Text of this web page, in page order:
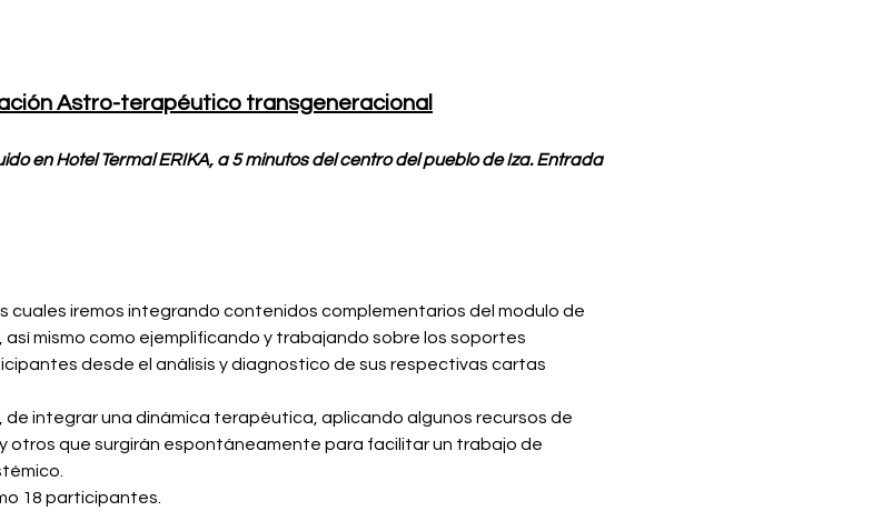
Astro-terapéutico transgeneracional
en Hotel Termal ERIKA, a 5 minutos del centro del pueblo de Iza. Entrada
cuales iremos integrando contenidos complementarios del modulo de
mismo como ejemplificando y trabajando sobre los soportes
desde el análisis y diagnostico de sus respectivas cartas
de integrar una dinámica terapéutica, aplicando algunos recursos de
otros que surgirán espontáneamente para facilitar un trabajo de
18 participantes.